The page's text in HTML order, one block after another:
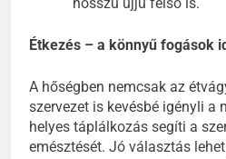
Étkezés – a könnyű fogások
A hőségben nemcsak az
szervezet is kevésbé igényli a
helyes táplálkozás segíti a
emésztését. Jó választás